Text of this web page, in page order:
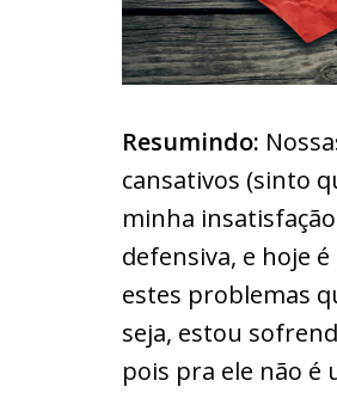
Resumindo:
cansativos (sinto
minha
defensiva, e hoje
estes problemas
seja, estou
pois pra ele não é